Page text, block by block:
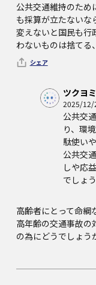
公共交通維持のため
も採算が立たないな
変えないと国民も行
わないものは捨てる
シェア
ツクヨ
2025/12/
公共交
り、環
駄使い
公共交
しや応
でしょう
高齢者にとって命綱
高年齢の交通事故の
の為にどうでしょう